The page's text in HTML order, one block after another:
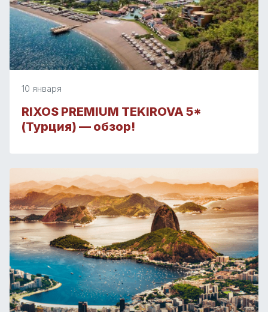
10 января
RIXOS PREMIUM TEKIROVA 5*
(Турция) — обзор!